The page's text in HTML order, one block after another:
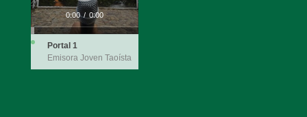
0:00 / 0:00
Portal 1
Emisora Joven Taoísta